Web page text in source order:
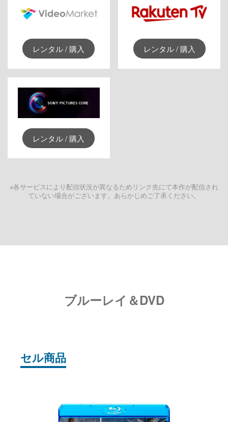
レンタル / 購入 レンタル / 購入
レンタル / 購入
※各サービスにより配信状況が異なるためリンク先にて本作が配信され
ていない場合がございます。あらかじめご了承ください。
ブルーレイ＆DVD
セル商品